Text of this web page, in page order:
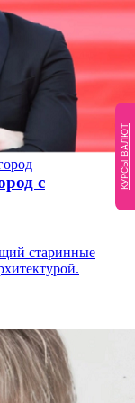
с
старинные
КУРСЫ ВАЛЮТ